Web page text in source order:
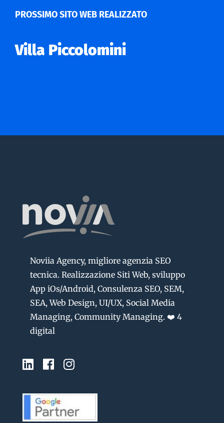
PROSSIMO SITO WEB REALIZZATO
Villa Piccolomini
Noviia Agency, migliore agenzia SEO
tecnica. Realizzazione Siti Web, sviluppo
App iOs/Android, Consulenza SEO, SEM,
SEA, Web Design, UI/UX, Social Media
Managing, Community Managing. ❤️ 4
digital